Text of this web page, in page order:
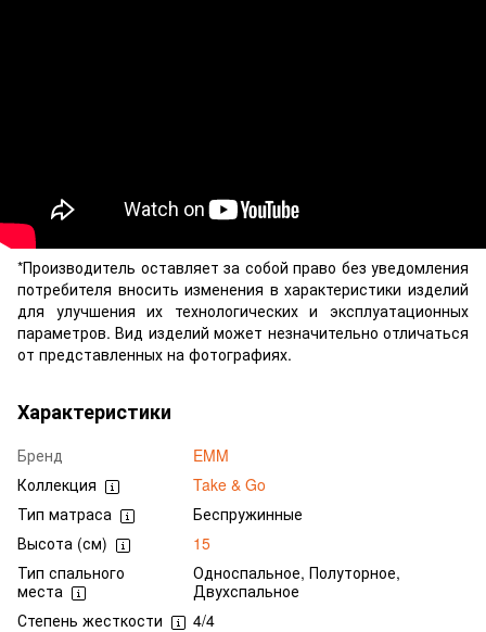
*Производитель оставляет за собой право без уведомления
потребителя вносить изменения в характеристики изделий
для улучшения их технологических и эксплуатационных
параметров. Вид изделий может незначительно отличаться
от представленных на фотографиях.
Характеристики
Бренд
EMM
Коллекция
Take & Go
Тип матраса
Беспружинные
Высота (см)
15
Тип спального
места
Односпальное, Полуторное,
Двухспальное
Степень жесткости
4/4